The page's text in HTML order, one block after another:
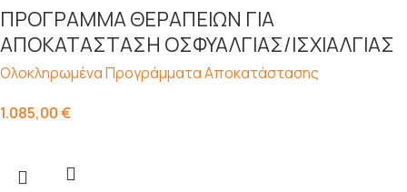
ΠΡΟΓΡΑΜΜΑ ΘΕΡΑΠΕΙΩΝ ΓΙΑ
ΑΠΟΚΑΤΑΣΤΑΣΗ ΟΣΦΥΑΛΓΙΑΣ/ΙΣΧΙΑΛΓΙΑΣ
Ολοκληρωμένα Προγράμματα Αποκατάστασης
1.085,00€